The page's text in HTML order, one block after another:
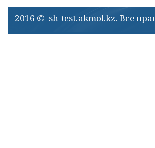
2016 © sh-test.akmol.kz. Все